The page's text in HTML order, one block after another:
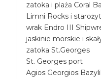
zatoka i plaża Coral
Limni Rocks i
wrak Endro III
jaskinie morskie i
zatoka St.Georges
St. Georges port
Agios Georgios